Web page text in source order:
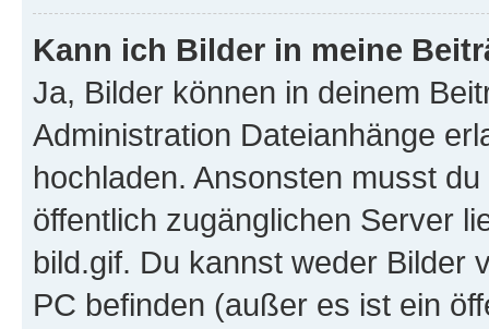
Kann ich Bilder in meine
Ja, Bilder können in deinem
Administration Dateianhänge
hochladen. Ansonsten musst
öffentlich zugänglichen Server
bild.gif. Du kannst weder Bilder
PC befinden (außer es ist ein